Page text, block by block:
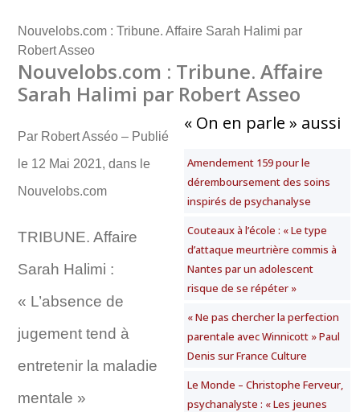
Nouvelobs.com : Tribune. Affaire Sarah Halimi par
Robert Asseo
Nouvelobs.com : Tribune. Affaire
Sarah Halimi par Robert Asseo
Par Robert Asséo – Publié
le 12 Mai 2021, dans le
Nouvelobs.com
TRIBUNE. Affaire
Sarah Halimi :
« L’absence de
jugement tend à
entretenir la maladie
mentale »
« On en parle » aussi
Amendement 159 pour le
déremboursement des soins
inspirés de psychanalyse
Couteaux à l’école : « Le type
d’attaque meurtrière commis à
Nantes par un adolescent
risque de se répéter »
« Ne pas chercher la perfection
parentale avec Winnicott » Paul
Denis sur France Culture
Le Monde – Christophe Ferveur,
psychanalyste : « Les jeunes